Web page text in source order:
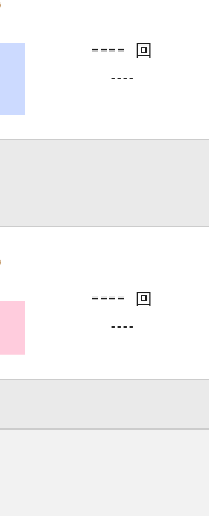
---- 回
----
---- 回
----